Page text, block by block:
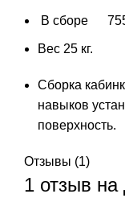
В сборе
Вес 25 кг.
Сборка
навыков
поверхность.
Отзывы (1)
1 отзыв на